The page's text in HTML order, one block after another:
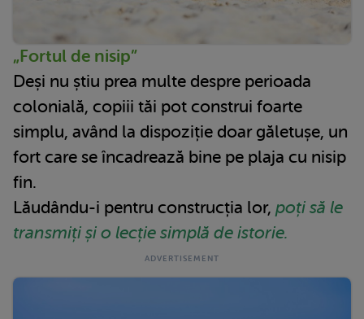
„Fortul de nisip”
Deși nu știu prea multe despre perioada
colonială, copiii tăi pot construi foarte
simplu, având la dispoziție doar găletușe, un
fort care se încadrează bine pe plaja cu nisip
fin.
Lăudându-i pentru construcția lor, poți să le
transmiți și o lecție simplă de istorie.